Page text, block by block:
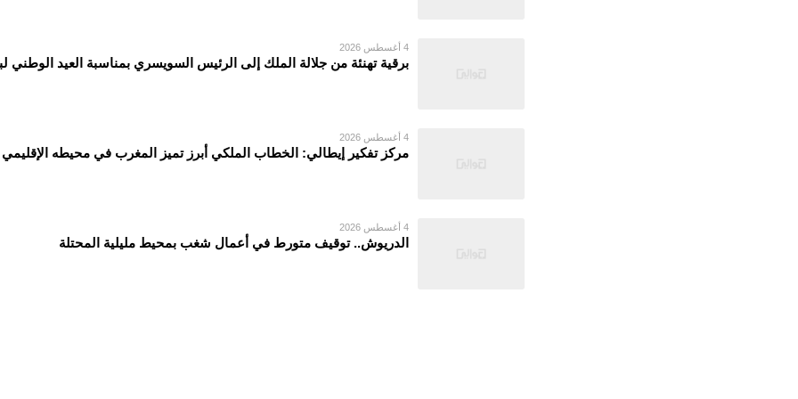
4 أغسطس 2026
برقية تهنئة من جلالة الملك إلى الرئيس السويسري بمناسبة العيد الوطني
4 أغسطس 2026
مركز تفكير إيطالي: الخطاب الملكي أبرز تميز المغرب في محيطه الإقليمي
4 أغسطس 2026
الدريوش.. توقيف متورط في أعمال شغب بمحيط مليلية المحتلة